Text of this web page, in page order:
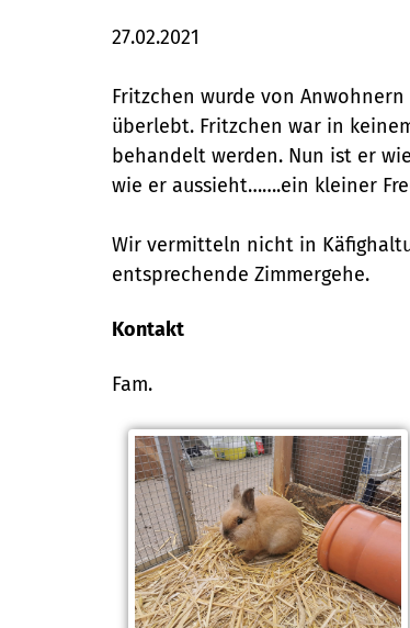
27.02.2021
Fritzchen wurde von
überlebt. Fritzchen war in
behandelt werden. Nun ist er
wie er aussieht…….ein kleiner
Wir vermitteln nicht in
entsprechende Zimmergehe.
Kontakt
Fam.